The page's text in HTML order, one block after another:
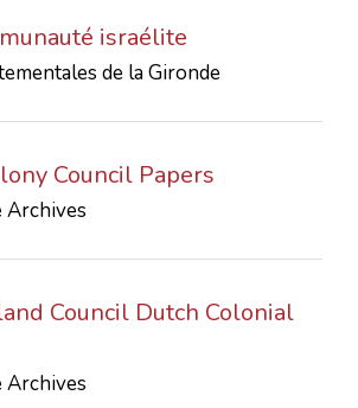
israélite
de la Gironde
Council Papers
Archives
Council Dutch Colonial
Archives